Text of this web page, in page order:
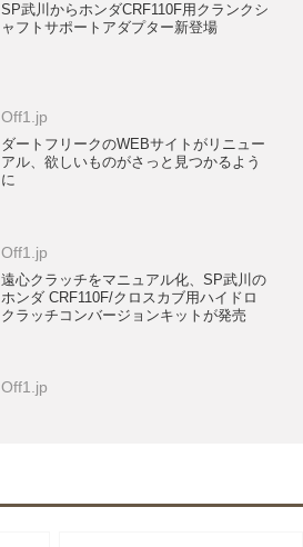
SP武川からホンダCRF110F用クランクシ
ャフトサポートアダプター新登場
Off1.jp
ダートフリークのWEBサイトがリニュー
アル、欲しいものがさっと見つかるよう
に
Off1.jp
遠心クラッチをマニュアル化、SP武川の
ホンダ CRF110F/クロスカブ用ハイドロ
クラッチコンバージョンキットが発売
Off1.jp